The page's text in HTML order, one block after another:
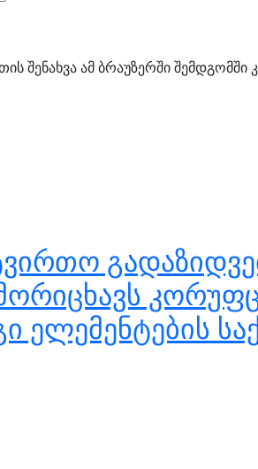
შენახვა ამ ბრაუზერში შემდგომში
ელემენტების